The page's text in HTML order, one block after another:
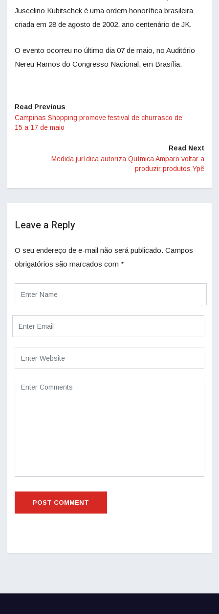
Juscelino Kubitschek é uma ordem honorífica brasileira
criada em 28 de agosto de 2002, ano centenário de JK.
O evento ocorreu no último dia 07 de maio, no Auditório
Nereu Ramos do Congresso Nacional, em Brasília.
Read Previous
Campinas Shopping promove festival de churrasco de
15 a 17 de maio
Read Next
Medida jurídica autoriza Química Amparo voltar a
produzir produtos Ypê
Leave a Reply
O seu endereço de e-mail não será publicado. Campos
obrigatórios são marcados com *